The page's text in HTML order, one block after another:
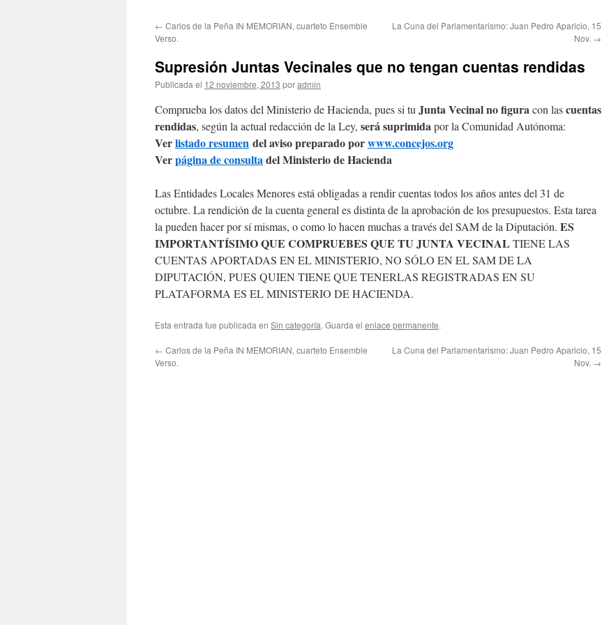
← Carlos de la Peña IN MEMORIAN, cuarteto Ensemble
Verso.
La Cuna del Parlamentarismo: Juan Pedro Aparicio, 15
Nov. →
Supresión Juntas Vecinales que no tengan cuentas rendidas
Publicada el 12 noviembre, 2013 poradmin
Comprueba los datos del Ministerio de Hacienda, pues si tu Junta Vecinal no figuracon lascuentas
rendidas, según la actual redacción de la Ley, será suprimidapor la Comunidad Autónoma:
Verlistado resumen del aviso preparado porwww.concejos.org
Verpágina de consultadel Ministerio de Hacienda
Las Entidades Locales Menores está obligadas a rendir cuentas todos los años antes del 31 de
octubre. La rendición de la cuenta general es distinta de la aprobación de los presupuestos. Esta tarea
la pueden hacer por sí mismas, o como lo hacen muchas a través del SAM de la Diputación. ES
IMPORTANTÍSIMO QUE COMPRUEBES QUE TU JUNTA VECINAL TIENE LAS
CUENTAS APORTADAS EN EL MINISTERIO, NO SÓLO EN EL SAM DE LA
DIPUTACIÓN, PUES QUIEN TIENE QUE TENERLAS REGISTRADAS EN SU
PLATAFORMA ES EL MINISTERIO DE HACIENDA.
Esta entrada fue publicada en Sin categoría. Guarda el enlace permanente.
← Carlos de la Peña IN MEMORIAN, cuarteto Ensemble
Verso.
La Cuna del Parlamentarismo: Juan Pedro Aparicio, 15
Nov. →